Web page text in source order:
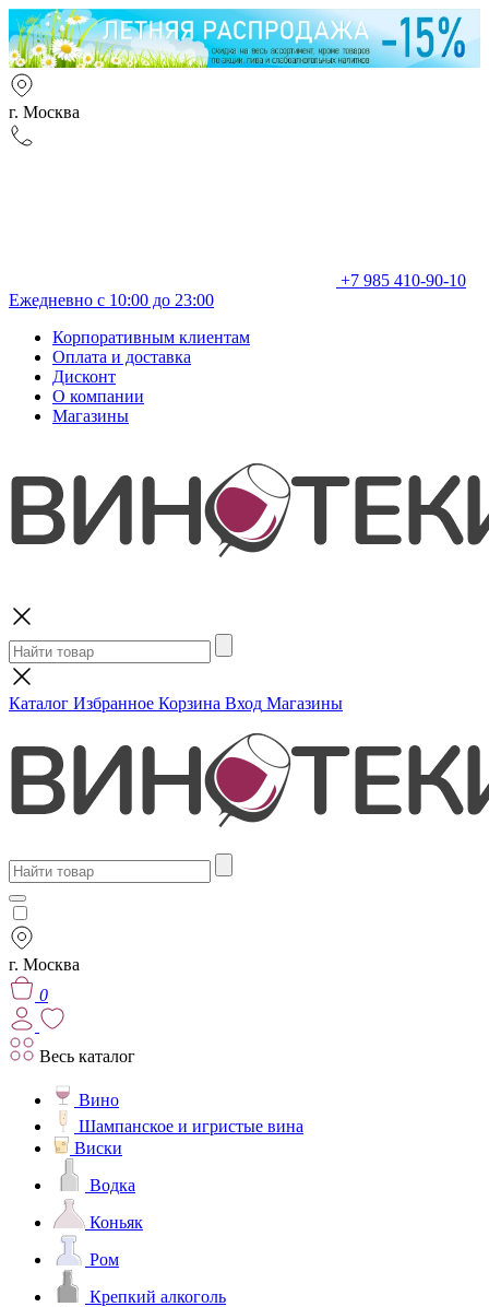
г. Москва
+7 985 410-90-10
Ежедневно с 10:00 до 23:00
Корпоративным клиентам
Оплата и доставка
Дисконт
О компании
Магазины
Каталог Избранное Корзина Вход Магазины
г. Москва
0
Весь каталог
Вино
Шампанское и игристые вина
Виски
Водка
Коньяк
Ром
Крепкий алкоголь